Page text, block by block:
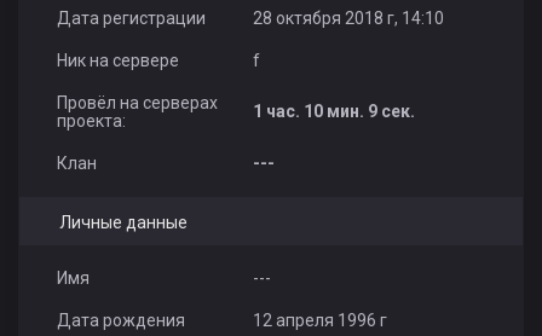
Дата регистрации 28 октября 2018 г, 14:10
Ник на сервере f
Провёл на серверах
проекта:
1 час. 10 мин. 9 сек.
Клан ---
Личные данные
Имя ---
Дата рождения 12 апреля 1996 г